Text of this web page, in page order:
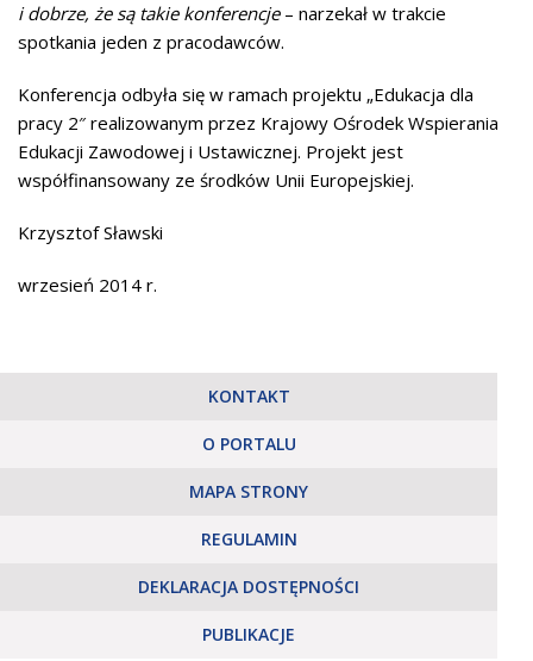
i dobrze, że są takie konferencje– narzekał w trakcie
spotkania jeden z pracodawców.
Konferencja odbyła się w ramach projektu „Edukacja dla
pracy 2″ realizowanym przez Krajowy Ośrodek Wspierania
Edukacji Zawodowej i Ustawicznej. Projekt jest
współfinansowany ze środków Unii Europejskiej.
Krzysztof Sławski
wrzesień 2014 r.
KONTAKT
O PORTALU
MAPA STRONY
REGULAMIN
DEKLARACJA DOSTĘPNOŚCI
PUBLIKACJE